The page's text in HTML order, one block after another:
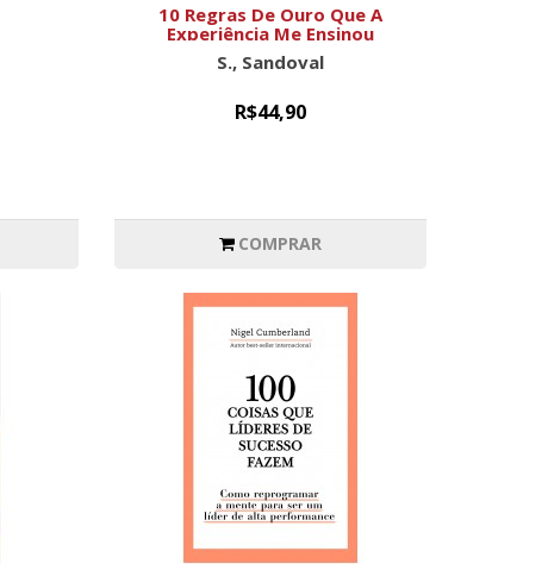
10 Regras De Ouro Que A
Experiência Me Ensinou
S., Sandoval
R$44,90
COMPRAR